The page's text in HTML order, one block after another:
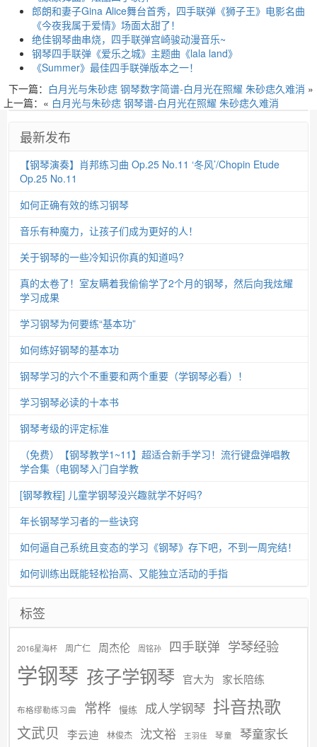
郎朗和妻子Gina Alice舞台首秀，四手联弹《狮子王》电影名曲
《今夜我属于爱情》场面太甜了！
绝佳钢琴曲串烧，四手联弹宫崎骏动漫音乐~
钢琴四手联弹《爱乐之城》主题曲《lala land》
《Summer》最佳四手联弹版本之一！
下一篇： 白月光与朱砂痣 钢琴数字简谱-白月光在照耀 朱砂痣久难消 »
上一篇：« 白月光与朱砂痣 钢琴谱-白月光在照耀 朱砂痣久难消
最新发布
【钢琴演奏】肖邦练习曲 Op.25 No.11 ‘冬风’/Chopin Etude
Op.25 No.11
如何正确有效的练习钢琴
音乐有种魔力，让孩子们成为更好的人！
关于钢琴的一些冷知识你真的知道吗?
真的太卷了！室友瞒着我偷偷学了2个月的钢琴，然后向我炫耀
学习成果
学习钢琴为何要练“基本功”
如何练好钢琴的基本功
钢琴学习的六个不重要和两个重要（学钢琴必看）！
学习钢琴必读的十本书
钢琴考级的评定标准
（免费）【钢琴教学1~11】超适合新手学习！流行键盘弹唱教
学合集（电钢琴入门自学教
[钢琴教程] 儿童学钢琴没兴趣就学不好吗?
年长钢琴学习者的一些诀窍
如何逼自己系统且变态的学习《钢琴》存下吧，不到一周完结！
如何训练出既能轻松抬高、又能独立活动的手指
标签
2016星海杯 周广仁 周杰伦 周铭孙 四手联弹 学琴经验
学钢琴 孩子学钢琴 官大为 家长陪练
布格缪勒练习曲 常桦 慢练 成人学钢琴 抖音热歌
文武贝 李云迪 林俊杰 沈文裕 王羽佳 琴童 琴童家长